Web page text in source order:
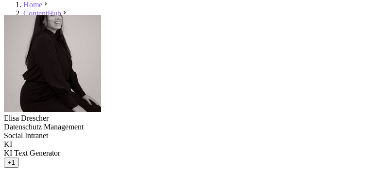
Home
ContentHub
Elisa Drescher
Elisa Drescher
Datenschutz Management
Social Intranet
KI
KI Text Generator
+1